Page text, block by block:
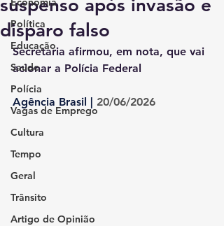
Política
Educação
Saúde
Polícia
Vagas de Emprego
Cultura
Tempo
Geral
Trânsito
Artigo de Opinião
suspenso após invasão e
disparo falso
Secretaria afirmou, em nota, que vai
acionar a Polícia Federal
Agência Brasil | 20/06/2026